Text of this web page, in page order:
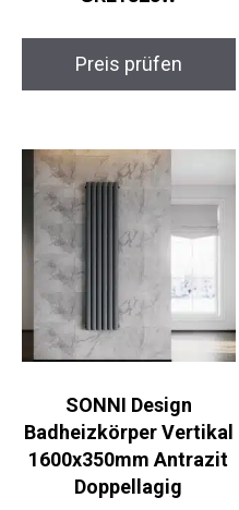
Preis prüfen
SONNI Design
Badheizkörper Vertikal
1600x350mm Antrazit
Doppellagig